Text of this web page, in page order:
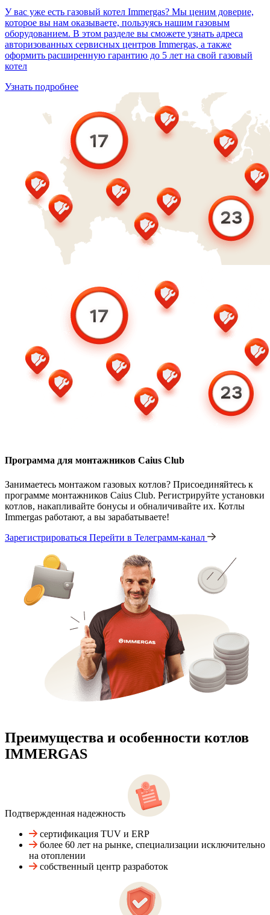
У вас уже есть газовый котел Immergas? Мы ценим доверие,
которое вы нам оказываете, пользуясь нашим газовым
оборудованием. В этом разделе вы сможете узнать адреса
авторизованных сервисных центров Immergas, а также
оформить расширенную гарантию до 5 лет на свой газовый
котел
Узнать подробнее
Программа для монтажников Caius Club
Занимаетесь монтажом газовых котлов? Присоединяйтесь к
программе монтажников Caius Club. Регистрируйте установки
котлов, накапливайте бонусы и обналичивайте их. Котлы
Immergas работают, а вы зарабатываете!
Зарегистрироваться Перейти в Телеграмм-канал
Преимущества и особенности котлов
IMMERGAS
Подтвержденная надежность
сертификация TUV и ERP
более 60 лет на рынке, специализации исключительно
на отоплении
собственный центр разработок